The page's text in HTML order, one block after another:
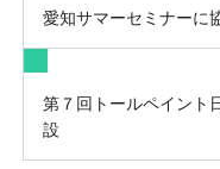
愛知サマーセミナーに
第７回トールペイント
設